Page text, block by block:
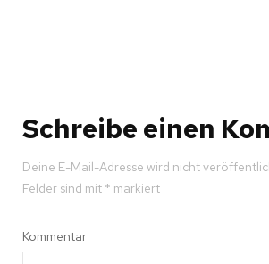
Schreibe einen
Deine E-Mail-Adresse wird nicht
Felder sind mit * markiert
Kommentar